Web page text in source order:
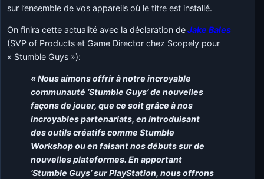
sur l’ensemble de vos appareils où le titre est installé.
On finira cette actualité avec la déclaration deJake Bales
(SVP of Products et Game Director chez Scopely pour
« Stumble Guys »):
« Nous aimons offrir à notre incroyable
communauté ‘Stumble Guys’ de nouvelles
façons de jouer, que ce soit grâce à nos
incroyables partenariats, en introduisant
des outils créatifs comme Stumble
Workshop ou en faisant nos débuts sur de
nouvelles plateformes. En apportant
‘Stumble Guys’ sur PlayStation, nous offrons